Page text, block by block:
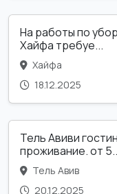
На работы по
Хайфа требуе...
Хайфа
18.12.2025
Тель Авиви
проживание. от
Тель Авив
20.12.2025